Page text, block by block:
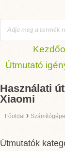
Útmutató
Használati
Xiaomi
Főoldal ›
Útmutatók